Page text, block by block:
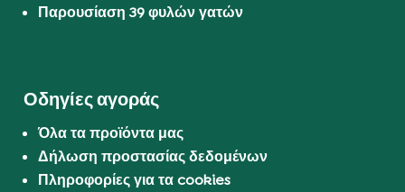
Παρουσίαση 39 φυλών γατών
Οδηγίες αγοράς
Όλα τα προϊόντα μας
Δήλωση προστασίας δεδομένων
Πληροφορίες για τα cookies